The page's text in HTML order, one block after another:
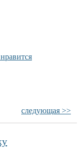
следующая >>